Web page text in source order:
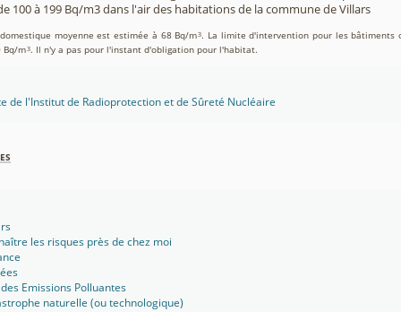
100 à 199 Bq/m3 dans l'air des habitations de la commune de Villars
moyenne est estimée à 68 Bq/m3. La limite d'intervention pour les bâtiments
Bq/m3. Il n'y a pas pour l'instant d'obligation pour l'habitat.
de l'Institut de Radioprotection et de Sûreté Nucléaire
les risques près de chez moi
Emissions Polluantes
naturelle (ou technologique)